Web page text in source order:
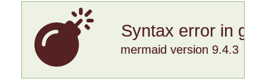
Syntax error in
mermaid version 9.4.3